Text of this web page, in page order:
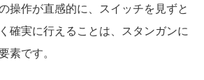
操作が直感的に、スイッチを見ずと
確実に行えることは、スタンガンに
素です。